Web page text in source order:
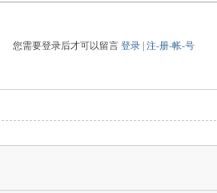
您需要登录后才可以留言登录 |注-册-帐-号